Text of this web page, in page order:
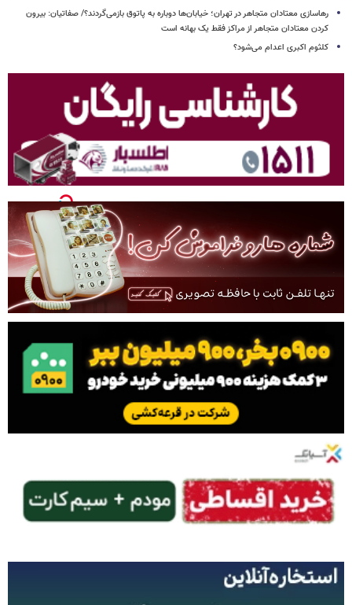
رهاسازی معتادان متجاهر در تهران؛ خیابان‌ها دوباره به پاتوق بازمی‌گردند؟/ صفاتیان: بیرون
کردن معتادان متجاهر از مراکز فقط یک بهانه است
کلثوم اکبری اعدام می‌شود؟